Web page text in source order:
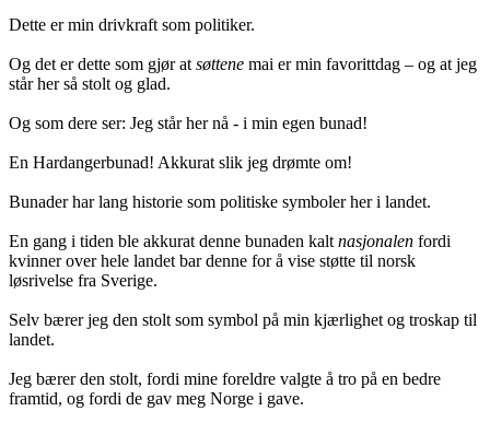
Dette er min drivkraft som politiker.
Og det er dette som gjør at søttene mai er min favorittdag – og at jeg
står her så stolt og glad.
Og som dere ser: Jeg står her nå - i min egen bunad!
En Hardangerbunad! Akkurat slik jeg drømte om!
Bunader har lang historie som politiske symboler her i landet.
En gang i tiden ble akkurat denne bunaden kalt nasjonalen fordi
kvinner over hele landet bar denne for å vise støtte til norsk
løsrivelse fra Sverige.
Selv bærer jeg den stolt som symbol på min kjærlighet og troskap til
landet.
Jeg bærer den stolt, fordi mine foreldre valgte å tro på en bedre
framtid, og fordi de gav meg Norge i gave.